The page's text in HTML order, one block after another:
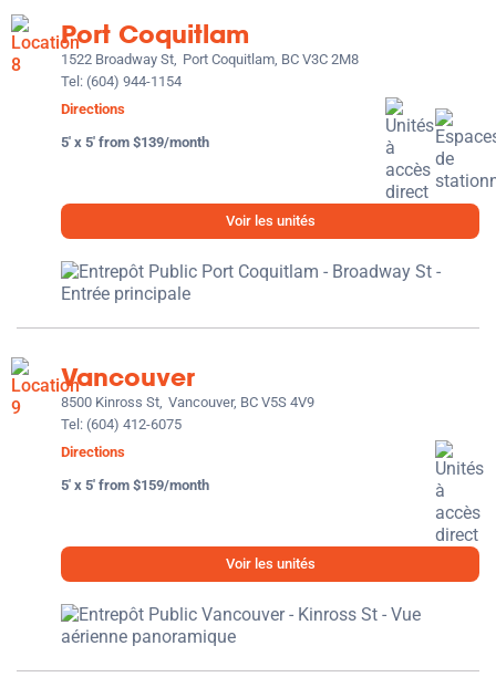
Port Coquitlam
1522 Broadway St, Port Coquitlam, BC V3C 2M8
Tel: (604) 944-1154
Directions
5' x 5' from $139/month
Voir les unités
Vancouver
8500 Kinross St, Vancouver, BC V5S 4V9
Tel: (604) 412-6075
Directions
5' x 5' from $159/month
Voir les unités